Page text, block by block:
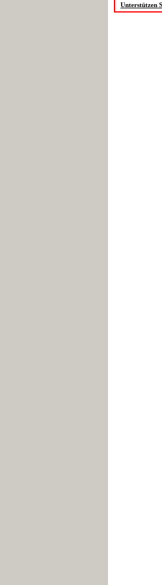
Unterstützen